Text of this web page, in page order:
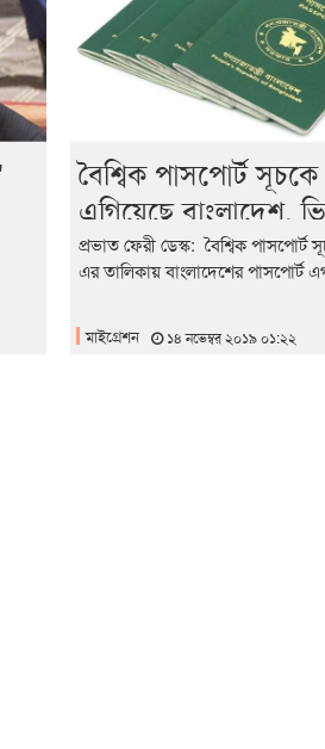
বৈশ্বিক পাসপোর্ট সূচকে
এগিয়েছে বাংলাদেশ,
ছাড়াই ভ্রমণ ৪১টি দেশে
প্রভাত ফেরী ডেস্ক: বৈশ্বিক
এর তালিকায় বাংলাদেশের পাসপোর্ট
মাইগ্রেশন ১৪ নভেম্বর ২০১৯ ০১:২২